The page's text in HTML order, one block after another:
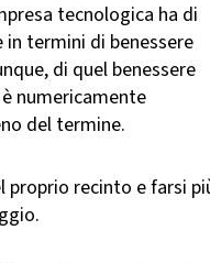
tecnologica ha di
termini di benessere
di quel benessere
numericamente
del termine.
proprio recinto e farsi